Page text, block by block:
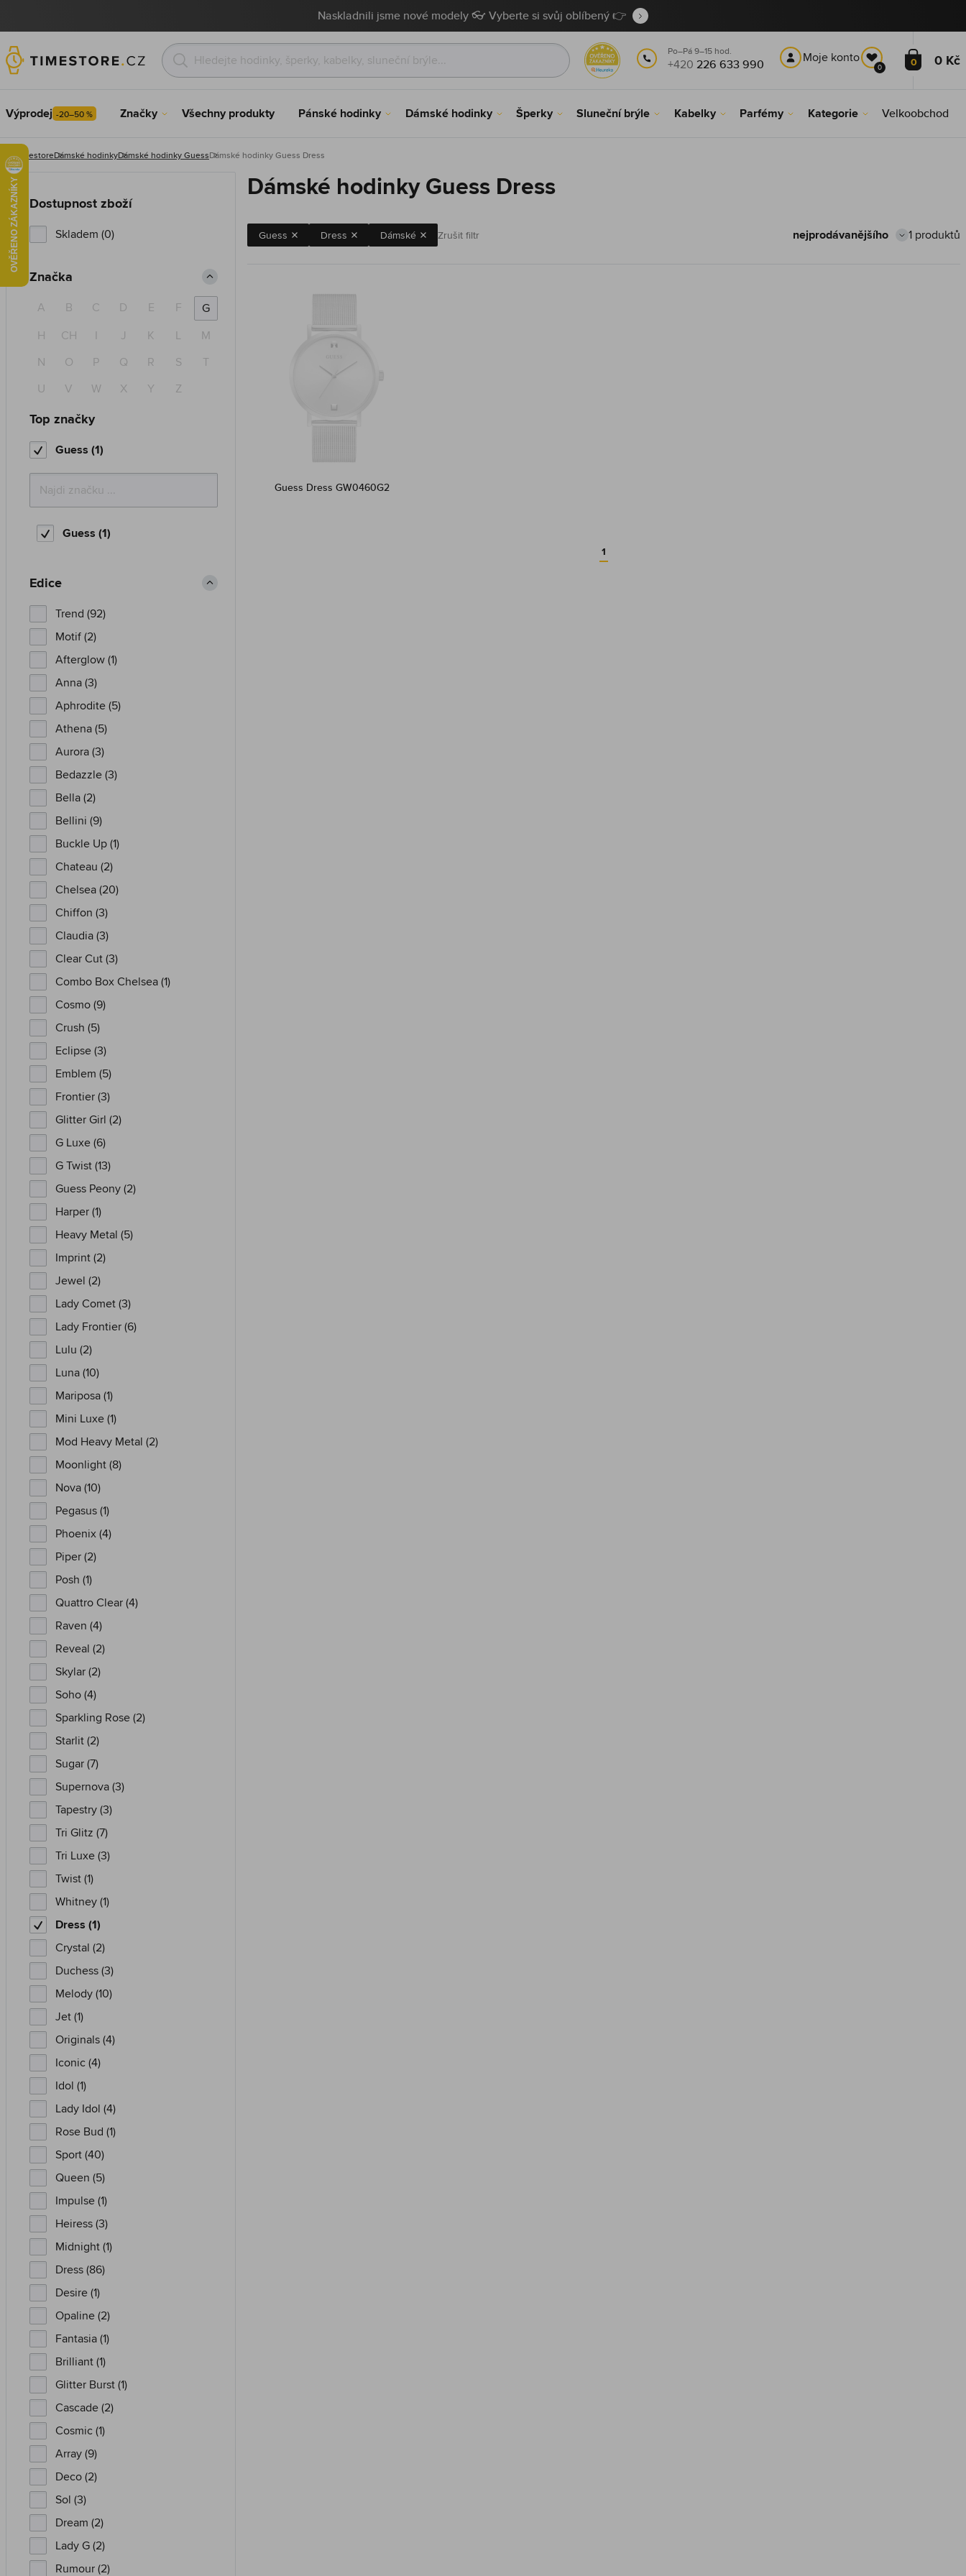
Naskladnili jsme nové modely 👓 Vyberte si svůj oblíbený 👉
Po–Pá 9–15 hod.
+420 226 633 990 Moje konto
0 0 0 Kč
Výprodej -20–50 % Značky Všechny produkty Pánské hodinky Dámské hodinky Šperky Sluneční brýle Kabelky Parfémy Kategorie Velkoobchod
TimestoreDámské hodinkyDámské hodinky GuessDámské hodinky Guess Dress
Dámské hodinky Guess Dress
Guess Dress Dámské Zrušit filtr 1 produktů
Guess Dress GW0460G2
1
Dostupnost zboží
Skladem (0)
Značka
A B C D E F
G
H
CH I J K L
M
N
O P Q R S
T
U
V W X Y Z
Top značky
Guess (1)
Guess (1)
Edice
Trend (92)
Motif (2)
Afterglow (1)
Anna (3)
Aphrodite (5)
Athena (5)
Aurora (3)
Bedazzle (3)
Bella (2)
Bellini (9)
Buckle Up (1)
Chateau (2)
Chelsea (20)
Chiffon (3)
Claudia (3)
Clear Cut (3)
Combo Box Chelsea (1)
Cosmo (9)
Crush (5)
Eclipse (3)
Emblem (5)
Frontier (3)
Glitter Girl (2)
G Luxe (6)
G Twist (13)
Guess Peony (2)
Harper (1)
Heavy Metal (5)
Imprint (2)
Jewel (2)
Lady Comet (3)
Lady Frontier (6)
Lulu (2)
Luna (10)
Mariposa (1)
Mini Luxe (1)
Mod Heavy Metal (2)
Moonlight (8)
Nova (10)
Pegasus (1)
Phoenix (4)
Piper (2)
Posh (1)
Quattro Clear (4)
Raven (4)
Reveal (2)
Skylar (2)
Soho (4)
Sparkling Rose (2)
Starlit (2)
Sugar (7)
Supernova (3)
Tapestry (3)
Tri Glitz (7)
Tri Luxe (3)
Twist (1)
Whitney (1)
Dress (1)
Crystal (2)
Duchess (3)
Melody (10)
Jet (1)
Originals (4)
Iconic (4)
Idol (1)
Lady Idol (4)
Rose Bud (1)
Sport (40)
Queen (5)
Impulse (1)
Heiress (3)
Midnight (1)
Dress (86)
Desire (1)
Opaline (2)
Fantasia (1)
Brilliant (1)
Glitter Burst (1)
Cascade (2)
Cosmic (1)
Array (9)
Deco (2)
Sol (3)
Dream (2)
Lady G (2)
Rumour (2)